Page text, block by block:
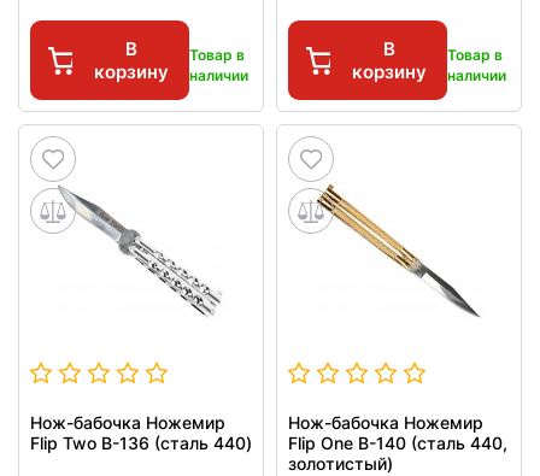
В
корзину
Товар в
наличии
В
корзину
Товар в
наличии
Нож-бабочка Ножемир
Flip Two B-136 (сталь 440)
Нож-бабочка Ножемир
Flip One B-140 (сталь 440,
золотистый)